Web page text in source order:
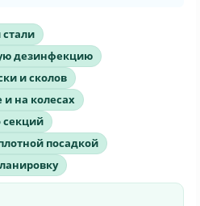
дезинфекцию
и сколов
на колесах
секций
посадкой